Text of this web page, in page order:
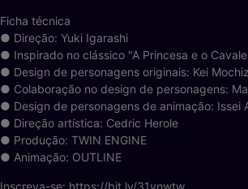
Ficha técnica
● Direção: Yuki Igarashi
● Inspirado no clássico "A Princesa e o
● Design de personagens originais: Kei
● Colaboração no design de personagens:
● Design de personagens de animação: Issei
● Direção artística: Cedric Herole
● Produção: TWIN ENGINE
● Animação: OUTLINE
Inscreva-se: https://bit.ly/31ynwtw